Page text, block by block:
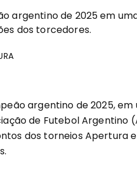
argentino de 2025 em
dos torcedores.
argentino de 2025,
de Futebol
dos torneios Apertura